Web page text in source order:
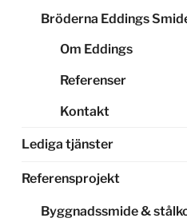
Bröderna Eddings
Om Eddings
Referenser
Kontakt
Lediga tjänster
Referensprojekt
Byggnadssmide &